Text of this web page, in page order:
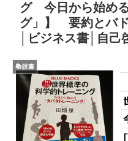
グ 今日から始め
グ」】 要約とバ
│ビジネス書│自己
📚読書